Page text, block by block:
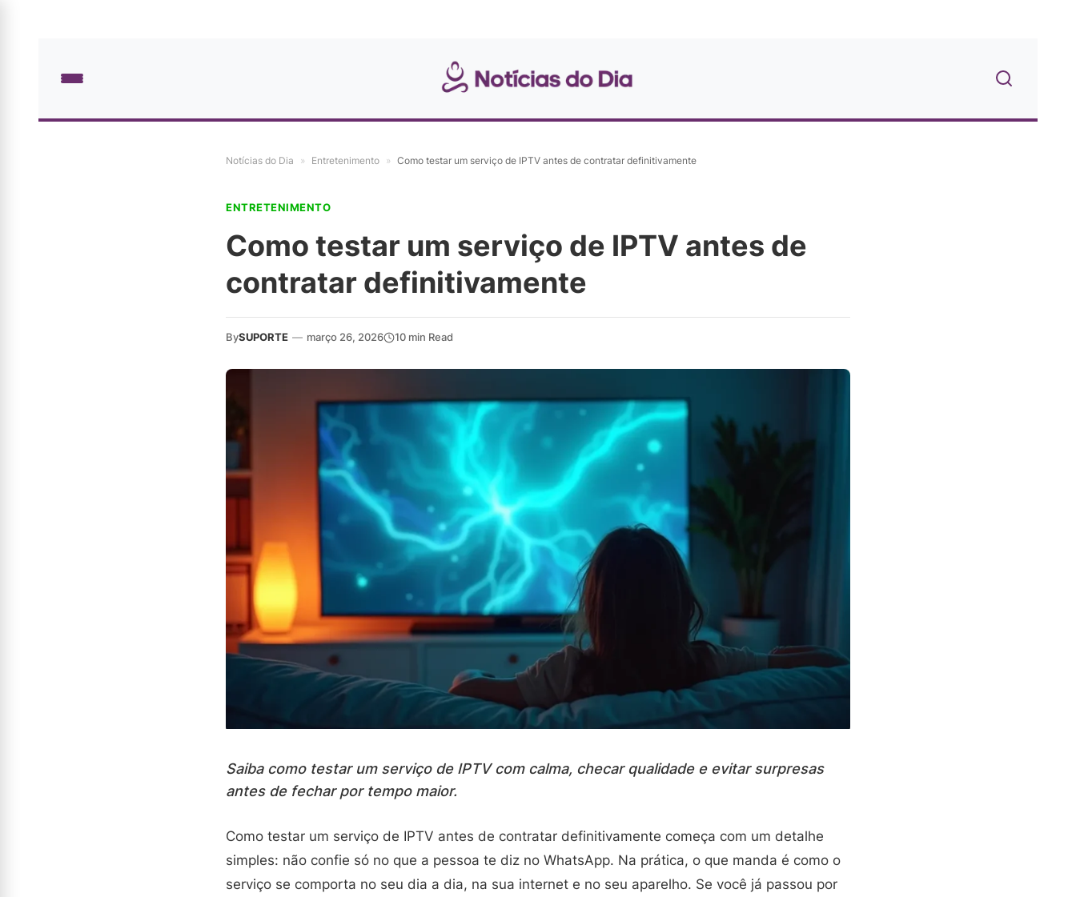
Notícias do Dia » Entretenimento » Como testar um serviço de IPTV antes de contratar definitivamente
ENTRETENIMENTO
Como testar um serviço de IPTV antes de
contratar definitivamente
BySUPORTE — março 26, 2026 10 min Read
Saiba como testar um serviço de IPTV com calma, checar qualidade e evitar surpresas
antes de fechar por tempo maior.
Como testar um serviço de IPTV antes de contratar definitivamente começa com um detalhe
simples: não confie só no que a pessoa te diz no WhatsApp. Na prática, o que manda é como o
serviço se comporta no seu dia a dia, na sua internet e no seu aparelho. Se você já passou por